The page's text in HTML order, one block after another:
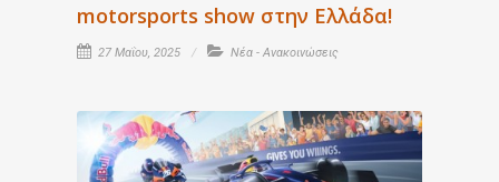
motorsports show στην Ελλάδα!
27 Μαΐου, 2025 Νέα - Ανακοινώσεις